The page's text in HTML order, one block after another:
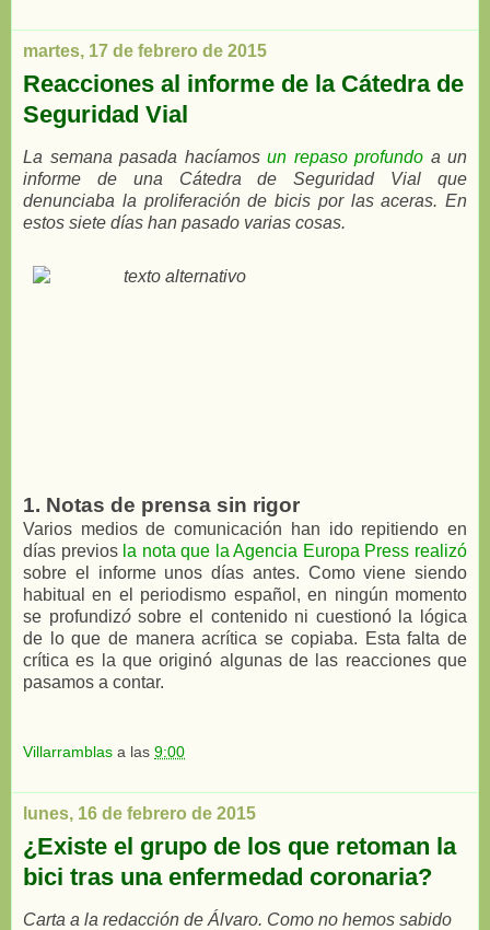
martes, 17 de febrero de 2015
Reacciones al informe de la Cátedra de
Seguridad Vial
La semana pasada hacíamos un repaso profundo a un
informe de una Cátedra de Seguridad Vial que
denunciaba la proliferación de bicis por las aceras. En
estos siete días han pasado varias cosas.
1. Notas de prensa sin rigor
Varios medios de comunicación han ido repitiendo en
días previos la nota que la Agencia Europa Press realizó
sobre el informe unos días antes. Como viene siendo
habitual en el periodismo español, en ningún momento
se profundizósobre el contenido ni cuestionó la lógica
de lo que de manera acrítica se copiaba. Esta falta de
crítica es la que originó algunas de las reacciones que
pasamos a contar.
Villarramblas a las 9:00
lunes, 16 de febrero de 2015
¿Existe el grupo de los que retoman la
bici tras una enfermedad coronaria?
Carta a la redacción de Álvaro. Como no hemos sabido